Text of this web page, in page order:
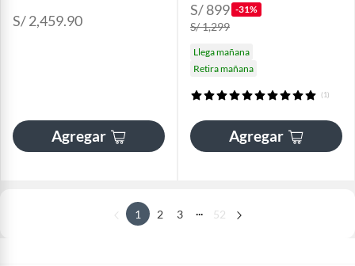
S/ 2,459.90
Agregar
S/ 899 -31%
S/ 1,299
Llega mañana
Retira mañana
(1)
Agregar
1 2 3 52